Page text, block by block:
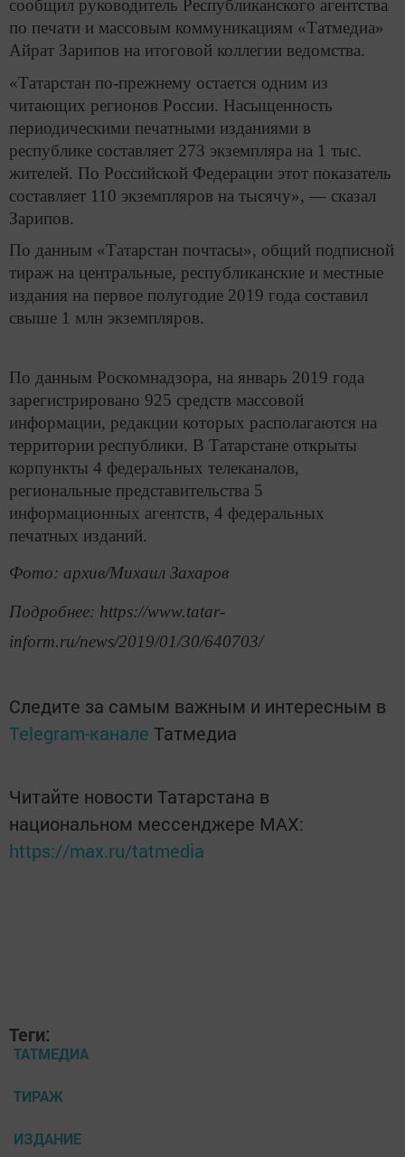
сообщил руководитель Республиканского агентства
по печати и массовым коммуникациям «Татмедиа»
Айрат Зарипов на итоговой коллегии ведомства.
«Татарстан по-прежнему остается одним из
читающих регионов России. Насыщенность
периодическими печатными изданиями в
республике составляет 273 экземпляра на 1 тыс.
жителей. По Российской Федерации этот показатель
составляет 110 экземпляров на тысячу», — сказал
Зарипов.
По данным «Татарстан почтасы», общий подписной
тираж на центральные, республиканские и местные
издания на первое полугодие 2019 года составил
свыше 1 млн экземпляров.
По данным Роскомнадзора, на январь 2019 года
зарегистрировано 925 средств массовой
информации, редакции которых располагаются на
территории республики. В Татарстане открыты
корпункты 4 федеральных телеканалов,
региональные представительства 5
информационных агентств, 4 федеральных
печатных изданий.
Фото: архив/Михаил Захаров
Подробнее: https://www.tatar-
inform.ru/news/2019/01/30/640703/
Следите за самым важным и интересным в
Telegram-канале Татмедиа
Читайте новости Татарстана в
национальном мессенджере MАХ:
https://max.ru/tatmedia
Теги:
ТАТМЕДИА
ТИРАЖ
ИЗДАНИЕ